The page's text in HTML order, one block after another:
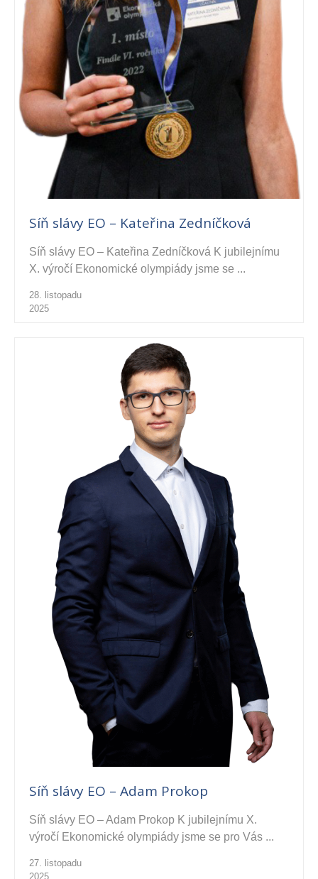
Síň slávy EO – Kateřina Zedníčková
Síň slávy EO – Kateřina Zedníčková K jubilejnímu
X. výročí Ekonomické olympiády jsme se ...
28. listopadu
2025
Síň slávy EO – Adam Prokop
Síň slávy EO – Adam Prokop K jubilejnímu X.
výročí Ekonomické olympiády jsme se pro Vás ...
27. listopadu
2025